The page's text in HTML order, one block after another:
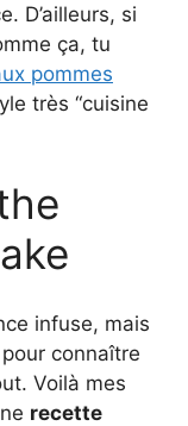
D’ailleurs, si
ça, tu
pommes
très “cuisine
infuse, mais
connaître
Voilà mes
recette